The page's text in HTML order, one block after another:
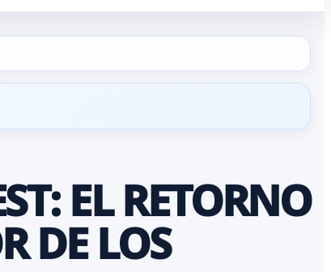
EL RETORNO
DE LOS